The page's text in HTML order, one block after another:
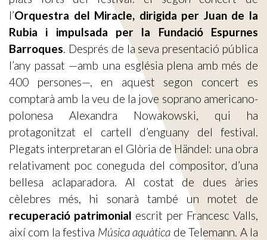
l’Orquestra del Miracle, dirigida per Juan de la
Rubia i impulsada per la Fundació Espurnes
Barroques. Després de la seva presentació pública
l’any passat —amb una església plena amb més de
400 persones—, en aquest segon concert es
comptarà amb la veu de la jove soprano americano-
polonesa Alexandra Nowakowski, qui ha
protagonitzat el cartell d’enguany del festival.
Plegats interpretaran el Glòria de Händel: una obra
relativament poc coneguda del compositor, d’una
bellesa aclaparadora. Al costat de dues àries
cèlebres més, hi sonarà també un motet de
recuperació patrimonial escrit per Francesc Valls,
així com la festiva Música aquàtica de Telemann. A la